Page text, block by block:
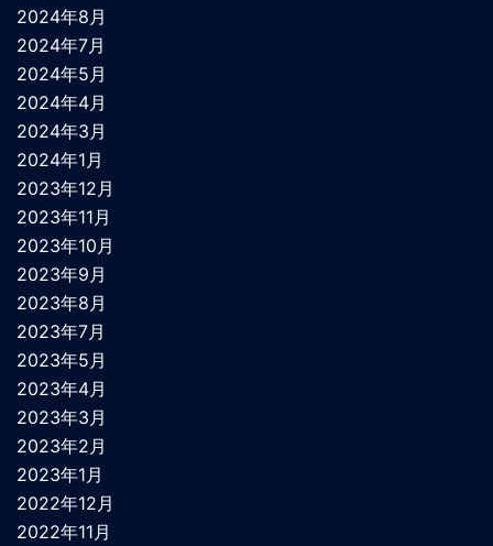
2024年8月
2024年7月
2024年5月
2024年4月
2024年3月
2024年1月
2023年12月
2023年11月
2023年10月
2023年9月
2023年8月
2023年7月
2023年5月
2023年4月
2023年3月
2023年2月
2023年1月
2022年12月
2022年11月